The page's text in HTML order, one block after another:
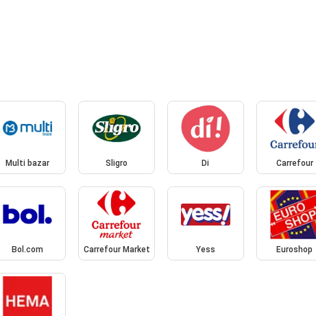
Multi bazar Sligro Di Carrefour
Bol.com Carrefour Market Yess Euroshop